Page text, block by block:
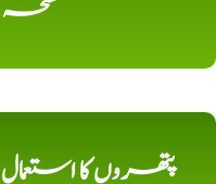
پتھروں کا